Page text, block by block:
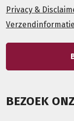
Privacy &
Verzendinformatie
BEZOEK